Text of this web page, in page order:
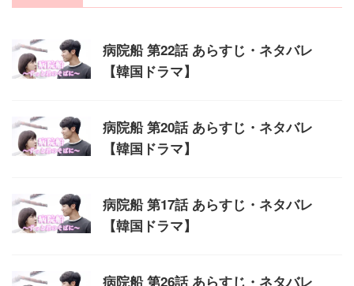
病院船 第22話 あらすじ・ネタバレ
【韓国ドラマ】
病院船 第20話 あらすじ・ネタバレ
【韓国ドラマ】
病院船 第17話 あらすじ・ネタバレ
【韓国ドラマ】
病院船 第26話 あらすじ・ネタバレ